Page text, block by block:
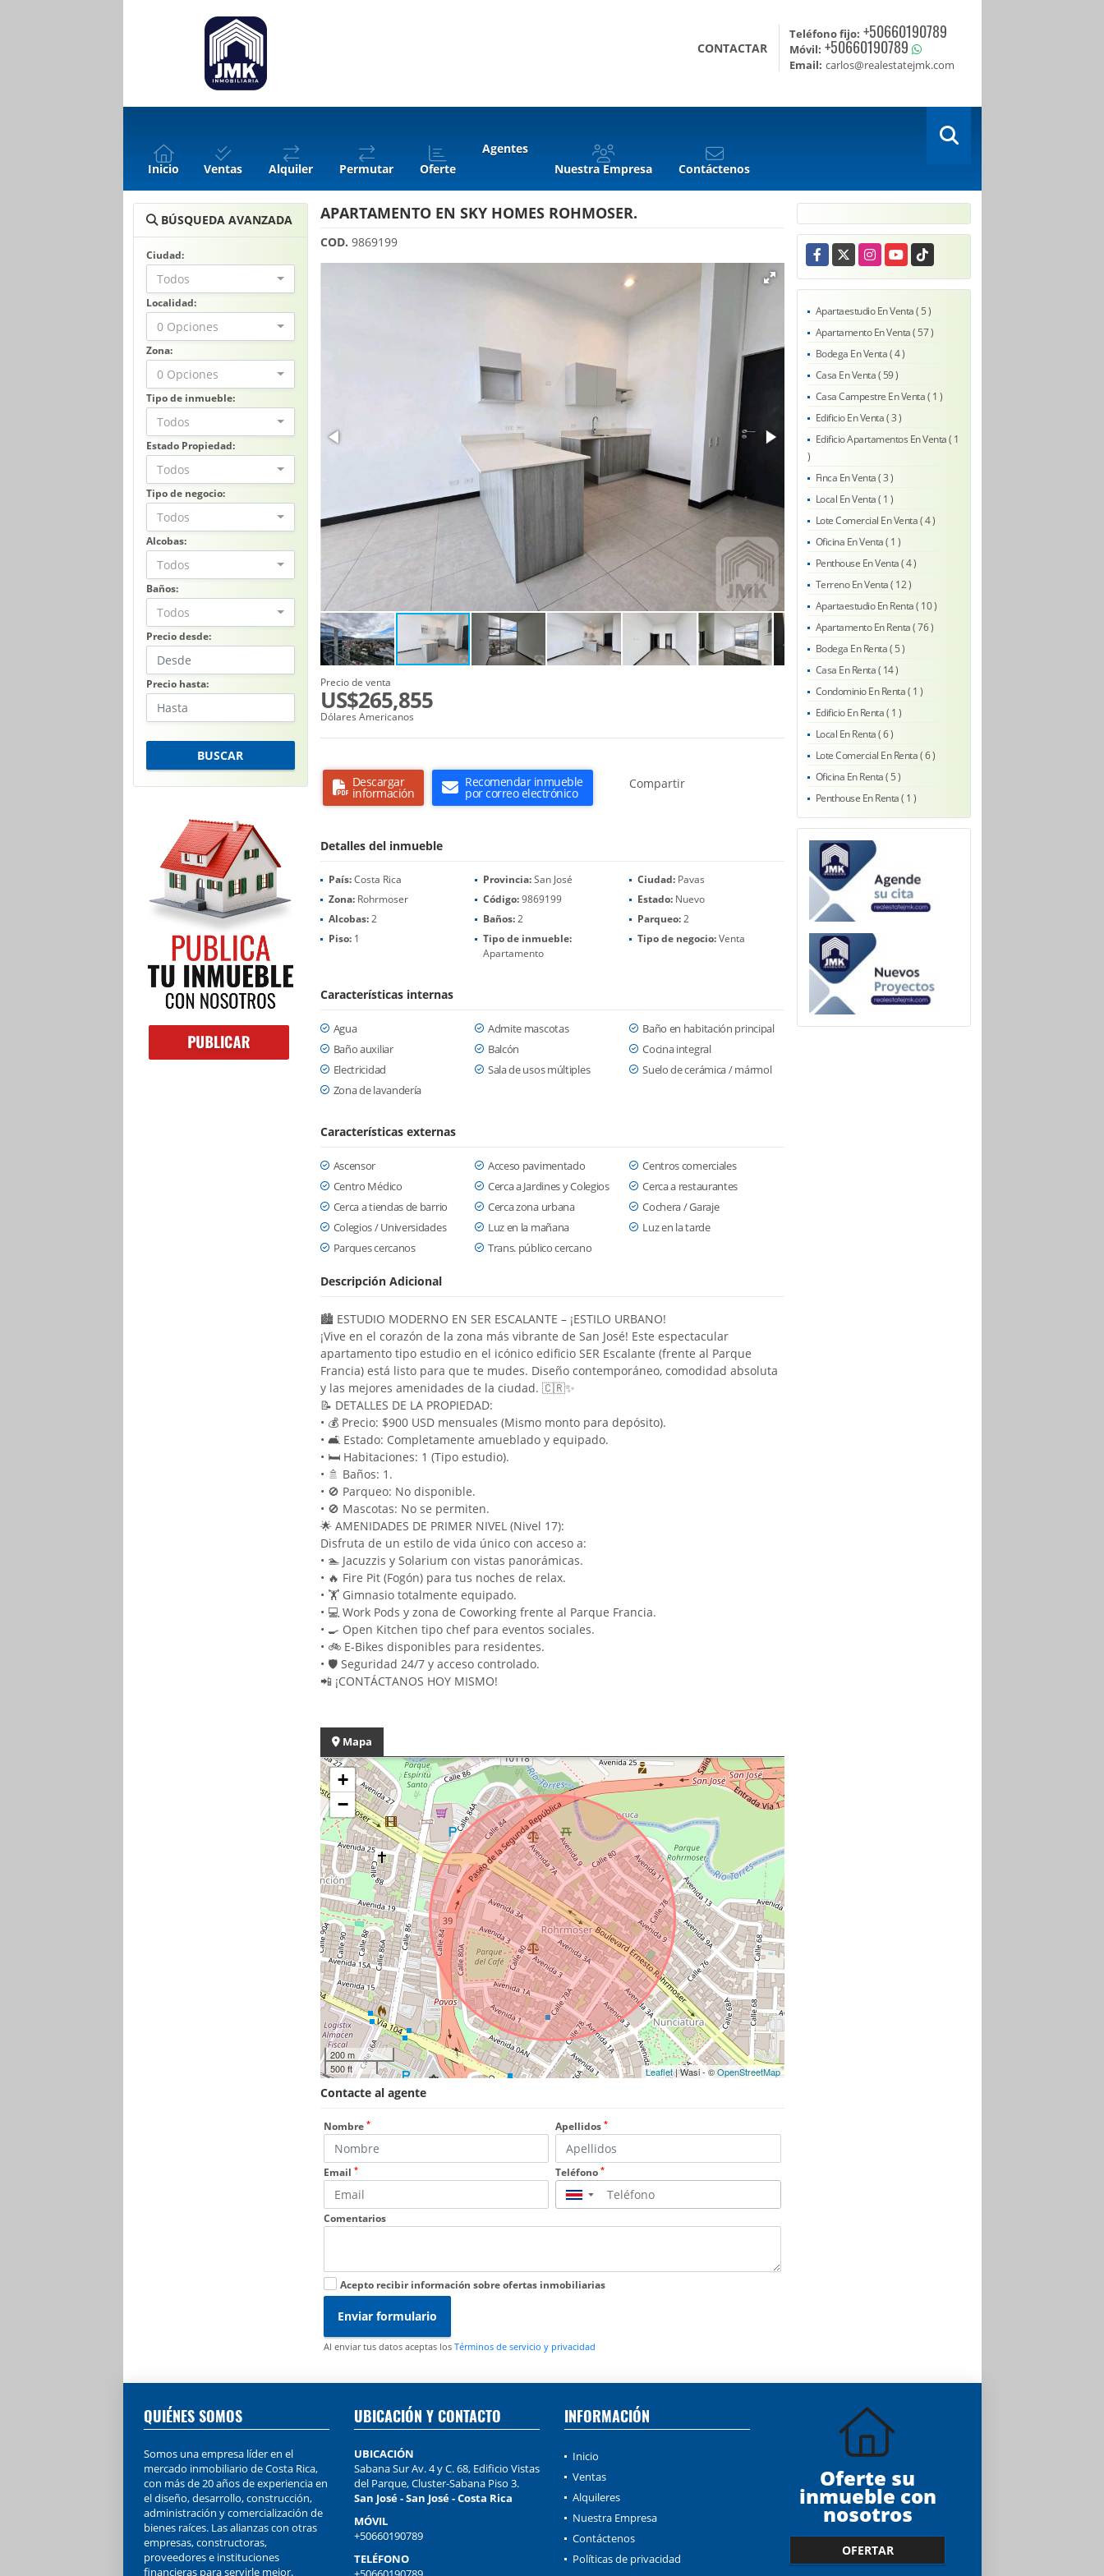
CONTACTAR
Teléfono fijo: +50660190789
Móvil: +50660190789
Email: carlos@realestatejmk.com
Inicio Ventas Alquiler Permutar Oferte
Agentes
Nuestra Empresa
Contáctenos
BÚSQUEDA AVANZADA
Ciudad:
Todos
Localidad:
0 Opciones
Zona:
0 Opciones
Tipo de inmueble:
Todos
Estado Propiedad:
Todos
Tipo de negocio:
Todos
Alcobas:
Todos
Baños:
Todos
Precio desde:
Precio hasta:
BUSCAR
APARTAMENTO EN SKY HOMES ROHMOSER.
COD. 9869199
Precio de venta
US$265,855
Dólares Americanos
Descargar
información
Recomendar inmueble
por correo electrónico
Compartir
Detalles del inmueble
País:Costa Rica Provincia:San José Ciudad: Pavas
Zona:Rohrmoser Código:9869199 Estado: Nuevo
Alcobas:2 Baños:2 Parqueo:2
Piso:1
Tipo de inmueble:
Apartamento
Tipo de negocio:Venta
Características internas
Agua Admite mascotas
Baño en habitación principal
Baño auxiliar
Balcón
Cocina integral
Electricidad
Sala de usos múltiples
Suelo de cerámica / mármol
Zona de lavandería
Características externas
Ascensor Acceso pavimentado
Centros comerciales
Centro Médico
Cerca a Jardines y Colegios
Cerca a restaurantes
Cerca a tiendas de barrio
Cerca zona urbana
Cochera / Garaje
Colegios / Universidades
Luz en la mañana
Luz en la tarde
Parques cercanos
Trans. público cercano
Descripción Adicional
🏙️ ESTUDIO MODERNO EN SER ESCALANTE – ¡ESTILO URBANO!
¡Vive en el corazón de la zona más vibrante de San José! Este espectacular
apartamento tipo estudio en el icónico edificio SER Escalante (frente al Parque
Francia) está listo para que te mudes. Diseño contemporáneo, comodidad absoluta
y las mejores amenidades de la ciudad. 🇨🇷✨
📝 DETALLES DE LA PROPIEDAD:
• 💰 Precio: $900 USD mensuales (Mismo monto para depósito).
• 🛋️ Estado: Completamente amueblado y equipado.
• 🛏️ Habitaciones: 1 (Tipo estudio).
• 🚿 Baños: 1.
• 🚫 Parqueo: No disponible.
• 🚫 Mascotas: No se permiten.
🌟 AMENIDADES DE PRIMER NIVEL (Nivel 17):
Disfruta de un estilo de vida único con acceso a:
• 🏊 Jacuzzis y Solarium con vistas panorámicas.
• 🔥 Fire Pit (Fogón) para tus noches de relax.
• 🏋️ Gimnasio totalmente equipado.
• 💻 Work Pods y zona de Coworking frente al Parque Francia.
• 🍳 Open Kitchen tipo chef para eventos sociales.
• 🚲 E-Bikes disponibles para residentes.
• 🛡️ Seguridad 24/7 y acceso controlado.
📲 ¡CONTÁCTANOS HOY MISMO!
Mapa
+
−
200 m
500 ft
Leaflet| Wasi - ©OpenStreetMap
Contacte al agente
Nombre * Apellidos *
Email * Teléfono *
▼
Comentarios
Acepto recibir información sobre ofertas inmobiliarias
Enviar formulario
Al enviar tus datos aceptas los Términos de servicio y privacidad
Facebook
X InstagramYouTubeTikTok
Apartaestudio En Venta ( 5 )
Apartamento En Venta ( 57 )
Bodega En Venta ( 4 )
Casa En Venta ( 59 )
Casa Campestre En Venta ( 1 )
Edificio En Venta ( 3 )
Edificio Apartamentos En Venta ( 1
)
Finca En Venta ( 3 )
Local En Venta ( 1 )
Lote Comercial En Venta ( 4 )
Oficina En Venta ( 1 )
Penthouse En Venta ( 4 )
Terreno En Venta ( 12 )
Apartaestudio En Renta ( 10 )
Apartamento En Renta ( 76 )
Bodega En Renta ( 5 )
Casa En Renta ( 14 )
Condominio En Renta ( 1 )
Edificio En Renta ( 1 )
Local En Renta ( 6 )
Lote Comercial En Renta ( 6 )
Oficina En Renta ( 5 )
Penthouse En Renta ( 1 )
QUIÉNES SOMOS
Somos una empresa líder en el
mercado inmobiliario de Costa Rica,
con más de 20 años de experiencia en
el diseño, desarrollo, construcción,
administración y comercialización de
bienes raíces. Las alianzas con otras
empresas, constructoras,
proveedores e instituciones
financieras para servirle mejor.
UBICACIÓN Y CONTACTO
UBICACIÓN
Sabana Sur Av. 4 y C. 68, Edificio Vistas
del Parque, Cluster-Sabana Piso 3.
San José - San José - Costa Rica
MÓVIL
+50660190789
TELÉFONO
INFORMACIÓN
Inicio
Ventas
Alquileres
Nuestra Empresa
Contáctenos
Políticas de privacidad
Oferte su
inmueble con
nosotros
OFERTAR